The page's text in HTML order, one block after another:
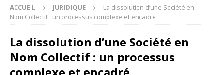
ACCUEIL JURIDIQUE
La dissolution d’une Société en
Nom Collectif : un processus complexe et encadré
La dissolution d’une Société en
Nom Collectif : un processus
complexe et encadré